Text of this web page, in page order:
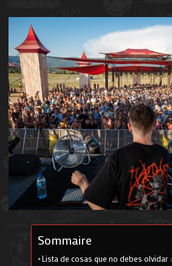
Sommaire
Lista de cosas que no debes olvidar :